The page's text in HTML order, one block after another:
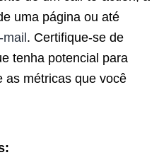
uma página ou até
mail. Certifique-se de
tenha potencial para
as métricas que você